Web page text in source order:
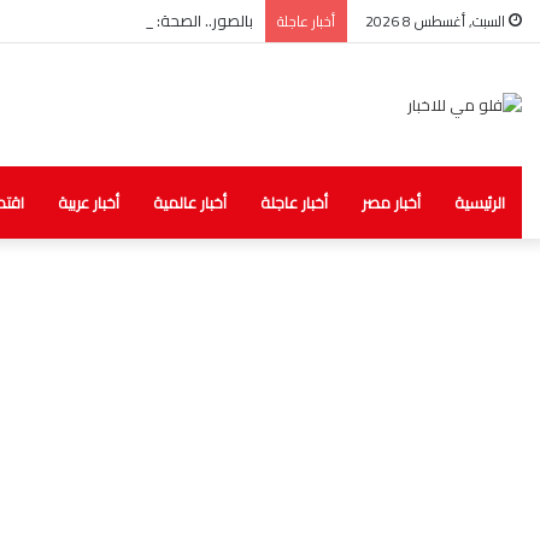
السبت, أغسطس 8 2026 أخبار عاجلة بالصور.. الصحة: ضبط مخزن غير مرخص
الرئيسية أخبار مصر أخبار عاجلة أخبار عالمية أخبار عربية